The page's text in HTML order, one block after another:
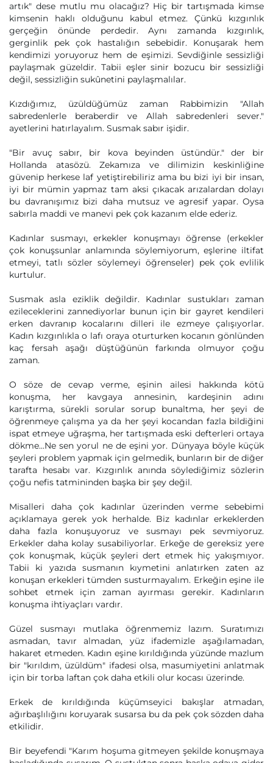
artık" dese mutlu mu olacağız? Hiç bir tartışmada kimse
kimsenin haklı olduğunu kabul etmez. Çünkü kızgınlık
gerçeğin önünde perdedir. Aynı zamanda kızgınlık,
gerginlik pek çok hastalığın sebebidir. Konuşarak hem
kendimizi yoruyoruz hem de eşimizi. Sevdiğinle sessizliği
paylaşmak güzeldir. Tabii eşler sinir bozucu bir sessizliği
değil, sessizliğin sukûnetini paylaşmalılar.
Kızdığımız, üzüldüğümüz zaman Rabbimizin "Allah
sabredenlerle beraberdir ve Allah sabredenleri sever."
ayetlerini hatırlayalım. Susmak sabır işidir.
"Bir avuç sabır, bir kova beyinden üstündür." der bir
Hollanda atasözü. Zekamıza ve dilimizin keskinliğine
güvenip herkese laf yetiştirebiliriz ama bu bizi iyi bir insan,
iyi bir mümin yapmaz tam aksi çıkacak arızalardan dolayı
bu davranışımız bizi daha mutsuz ve agresif yapar. Oysa
sabırla maddi ve manevi pek çok kazanım elde ederiz.
Kadınlar susmayı, erkekler konuşmayı öğrense (erkekler
çok konuşsunlar anlamında söylemiyorum, eşlerine iltifat
etmeyi, tatlı sözler söylemeyi öğrenseler) pek çok evlilik
kurtulur.
Susmak asla eziklik değildir. Kadınlar sustukları zaman
ezileceklerini zannediyorlar bunun için bir gayret kendileri
erken davranıp kocalarını dilleri ile ezmeye çalışıyorlar.
Kadın kızgınlıkla o lafı oraya oturturken kocanın gönlünden
kaç fersah aşağı düştüğünün farkında olmuyor çoğu
zaman.
O söze de cevap verme, eşinin ailesi hakkında kötü
konuşma, her kavgaya annesinin, kardeşinin adını
karıştırma, sürekli sorular sorup bunaltma, her şeyi de
öğrenmeye çalışma ya da her şeyi kocandan fazla bildiğini
ispat etmeye uğraşma, her tartışmada eski defterleri ortaya
dökme...Ne sen yorul ne de eşini yor. Dünyaya böyle küçük
şeyleri problem yapmak için gelmedik, bunların bir de diğer
tarafta hesabı var. Kızgınlık anında söylediğimiz sözlerin
çoğu nefis tatmininden başka bir şey değil.
Misalleri daha çok kadınlar üzerinden verme sebebimi
açıklamaya gerek yok herhalde. Biz kadınlar erkeklerden
daha fazla konuşuyoruz ve susmayı pek sevmiyoruz.
Erkekler daha kolay susabiliyorlar. Erkeğe de gereksiz yere
çok konuşmak, küçük şeyleri dert etmek hiç yakışmıyor.
Tabii ki yazıda susmanın kıymetini anlatırken zaten az
konuşan erkekleri tümden susturmayalım. Erkeğin eşine ile
sohbet etmek için zaman ayırması gerekir. Kadınların
konuşma ihtiyaçları vardır.
Güzel susmayı mutlaka öğrenmemiz lazım. Suratımızı
asmadan, tavır almadan, yüz ifademizle aşağılamadan,
hakaret etmeden. Kadın eşine kırıldığında yüzünde mazlum
bir "kırıldım, üzüldüm" ifadesi olsa, masumiyetini anlatmak
için bir torba laftan çok daha etkili olur kocası üzerinde.
Erkek de kırıldığında küçümseyici bakışlar atmadan,
ağırbaşlılığını koruyarak susarsa bu da pek çok sözden daha
etkilidir.
Bir beyefendi "Karım hoşuma gitmeyen şekilde konuşmaya